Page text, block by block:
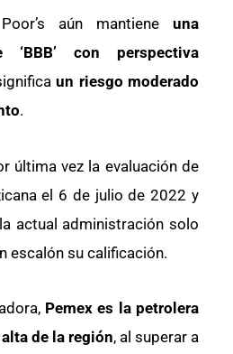
aún mantiene una
‘BBB’ con perspectiva
un riesgo moderado
.
última vez la evaluación de
el 6 de julio de 2022 y
actual administración solo
escalón su calificación.
Pemex es la petrolera
de la región, al superar a